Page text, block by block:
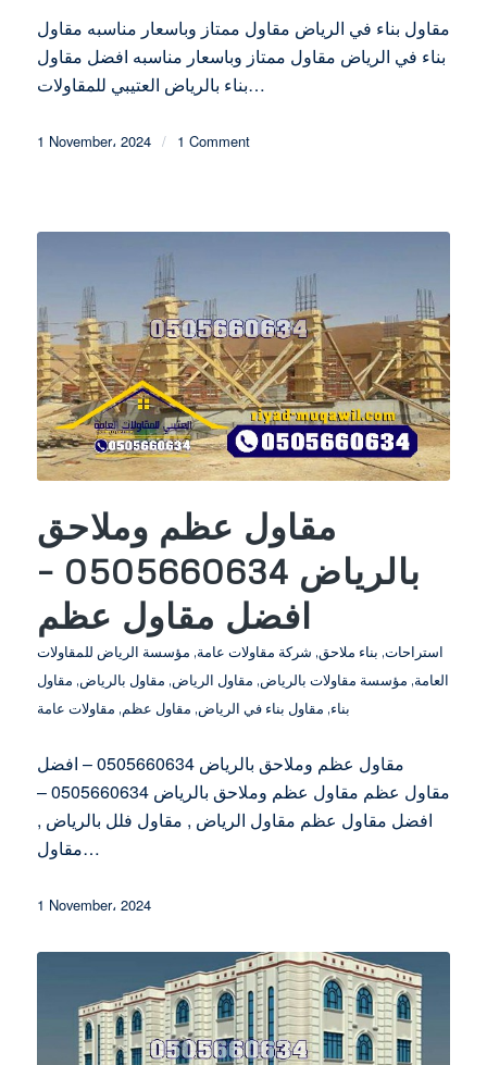
مقاول بناء في الرياض مقاول ممتاز وباسعار مناسبه مقاول
بناء في الرياض مقاول ممتاز وباسعار مناسبه افضل مقاول
بناء بالرياض العتيبي للمقاولات…
1 November، 2024 / 1 Comment
مقاول عظم وملاحق
بالرياض 0505660634 –
افضل مقاول عظم
استراحات, بناء ملاحق, شركة مقاولات عامة, مؤسسة الرياض للمقاولات
العامة, مؤسسة مقاولات بالرياض, مقاول الرياض, مقاول بالرياض, مقاول
بناء, مقاول بناء في الرياض, مقاول عظم, مقاولات عامة
مقاول عظم وملاحق بالرياض 0505660634 – افضل
مقاول عظم مقاول عظم وملاحق بالرياض 0505660634 –
افضل مقاول عظم مقاول الرياض , مقاول فلل بالرياض ,
مقاول…
1 November، 2024